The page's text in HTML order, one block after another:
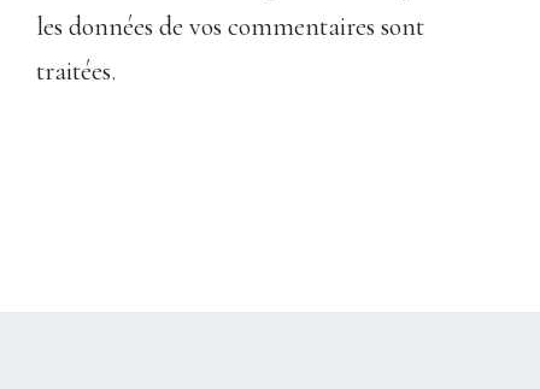
les données de vos commentaires sont
traitées.